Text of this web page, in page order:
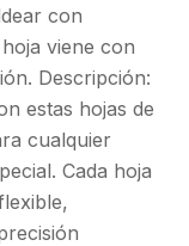
con
viene con
Descripción:
estas hojas de
cualquier
Cada hoja